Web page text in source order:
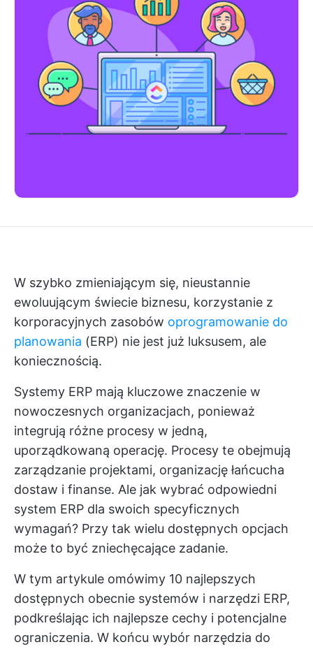
W szybko zmieniającym się, nieustannie
ewoluującym świecie biznesu, korzystanie z
korporacyjnych zasobów oprogramowanie do
planowania (ERP) nie jest już luksusem, ale
koniecznością.
Systemy ERP mają kluczowe znaczenie w
nowoczesnych organizacjach, ponieważ
integrują różne procesy w jedną,
uporządkowaną operację. Procesy te obejmują
zarządzanie projektami, organizację łańcucha
dostaw i finanse. Ale jak wybrać odpowiedni
system ERP dla swoich specyficznych
wymagań? Przy tak wielu dostępnych opcjach
może to być zniechęcające zadanie.
W tym artykule omówimy 10 najlepszych
dostępnych obecnie systemów i narzędzi ERP,
podkreślając ich najlepsze cechy i potencjalne
ograniczenia. W końcu wybór narzędzia do